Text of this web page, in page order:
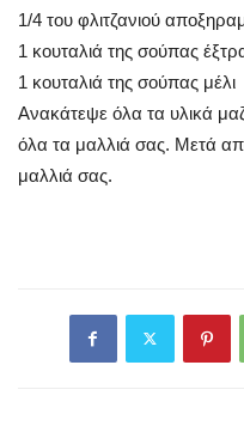
1/4 του φλιτζανιού
1 κουταλιά της σούπας
1 κουταλιά της σούπας μέλι
Ανακάτεψε όλα τα υλικά
όλα τα μαλλιά σας. Μετά
μαλλιά σας.